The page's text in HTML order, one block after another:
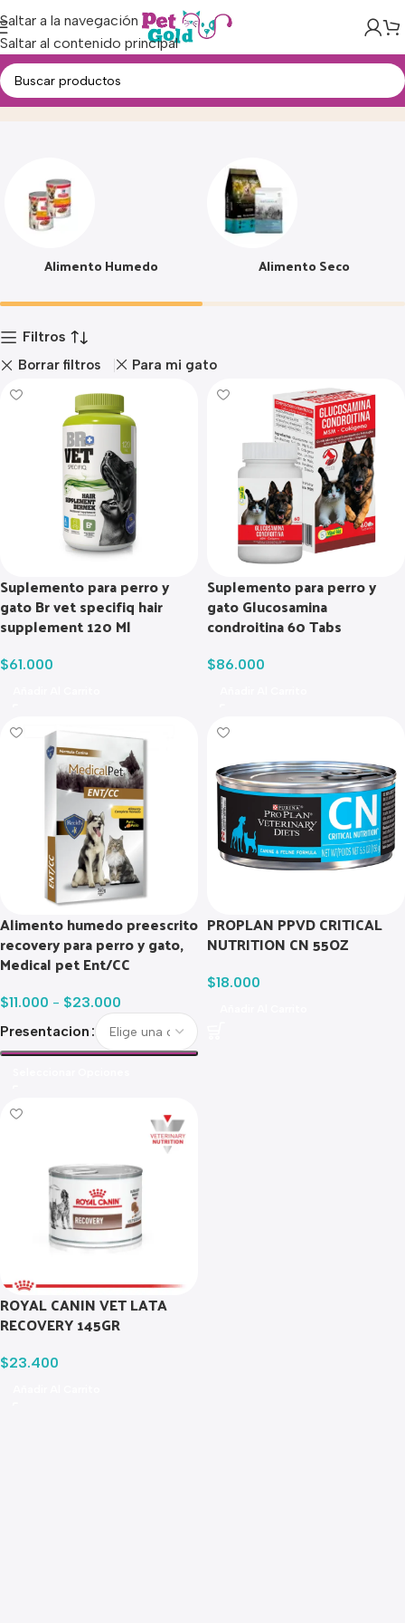
Saltar a la navegación
Saltar al contenido principal
AlimentoInicio Producto
Alimento Humedo Alimento Seco
Filtros
Borrar filtros Para mi gato
Suplemento para perro y
gato Br vet specifiq hair
supplement 120 Ml
$61.000
Suplemento para perro y
gato Glucosamina
condroitina 60 Tabs
$86.000
Alimento humedo preescrito
recovery para perro y gato,
Medical pet Ent/CC
$11.000 - $23.000
Presentacion
PROPLAN PPVD CRITICAL
NUTRITION CN 55OZ
$18.000
ROYAL CANIN VET LATA
RECOVERY 145GR
$23.400